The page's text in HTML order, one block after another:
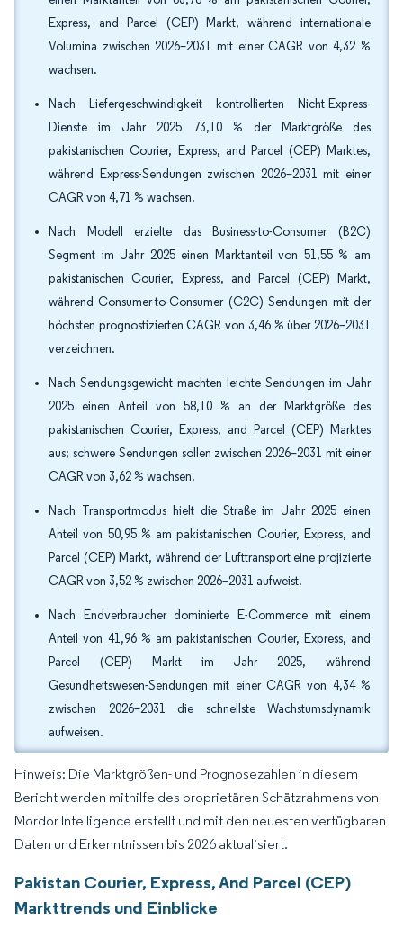
Express, and Parcel (CEP) Markt, während internationale
Volumina zwischen 2026–2031 mit einer CAGR von 4,32 %
wachsen.
Nach Liefergeschwindigkeit kontrollierten Nicht-Express-
Dienste im Jahr 2025 73,10 % der Marktgröße des
pakistanischen Courier, Express, and Parcel (CEP) Marktes,
während Express-Sendungen zwischen 2026–2031 mit einer
CAGR von 4,71 % wachsen.
Nach Modell erzielte das Business-to-Consumer (B2C)
Segment im Jahr 2025 einen Marktanteil von 51,55 % am
pakistanischen Courier, Express, and Parcel (CEP) Markt,
während Consumer-to-Consumer (C2C) Sendungen mit der
höchsten prognostizierten CAGR von 3,46 % über 2026–2031
verzeichnen.
Nach Sendungsgewicht machten leichte Sendungen im Jahr
2025 einen Anteil von 58,10 % an der Marktgröße des
pakistanischen Courier, Express, and Parcel (CEP) Marktes
aus; schwere Sendungen sollen zwischen 2026–2031 mit einer
CAGR von 3,62 % wachsen.
Nach Transportmodus hielt die Straße im Jahr 2025 einen
Anteil von 50,95 % am pakistanischen Courier, Express, and
Parcel (CEP) Markt, während der Lufttransport eine projizierte
CAGR von 3,52 % zwischen 2026–2031 aufweist.
Nach Endverbraucher dominierte E-Commerce mit einem
Anteil von 41,96 % am pakistanischen Courier, Express, and
Parcel (CEP) Markt im Jahr 2025, während
Gesundheitswesen-Sendungen mit einer CAGR von 4,34 %
zwischen 2026–2031 die schnellste Wachstumsdynamik
aufweisen.
Hinweis: Die Marktgrößen- und Prognosezahlen in diesem
Bericht werden mithilfe des proprietären Schätzrahmens von
Mordor Intelligence erstellt und mit den neuesten verfügbaren
Daten und Erkenntnissen bis 2026 aktualisiert.
Pakistan Courier, Express, And Parcel (CEP)
Markttrends und Einblicke